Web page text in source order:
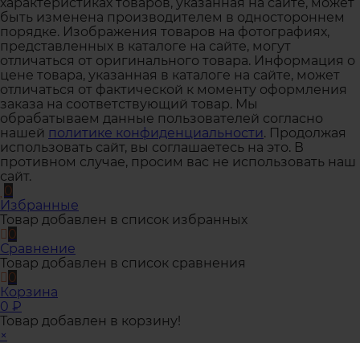
быть изменена производителем в одностороннем
порядке. Изображения товаров на фотографиях,
представленных в каталоге на сайте, могут
отличаться от оригинального товара. Информация о
цене товара, указанная в каталоге на сайте, может
отличаться от фактической к моменту оформления
заказа на соответствующий товар. Мы
обрабатываем данные пользователей согласно
нашей политике конфиденциальности. Продолжая
использовать сайт, вы соглашаетесь на это. В
противном случае, просим вас не использовать наш
сайт.
0
Избранные
Товар добавлен в список избранных
0
Сравнение
Товар добавлен в список сравнения
0
Корзина
0 ₽
Товар добавлен в корзину!
×